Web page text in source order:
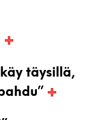
täysillä,